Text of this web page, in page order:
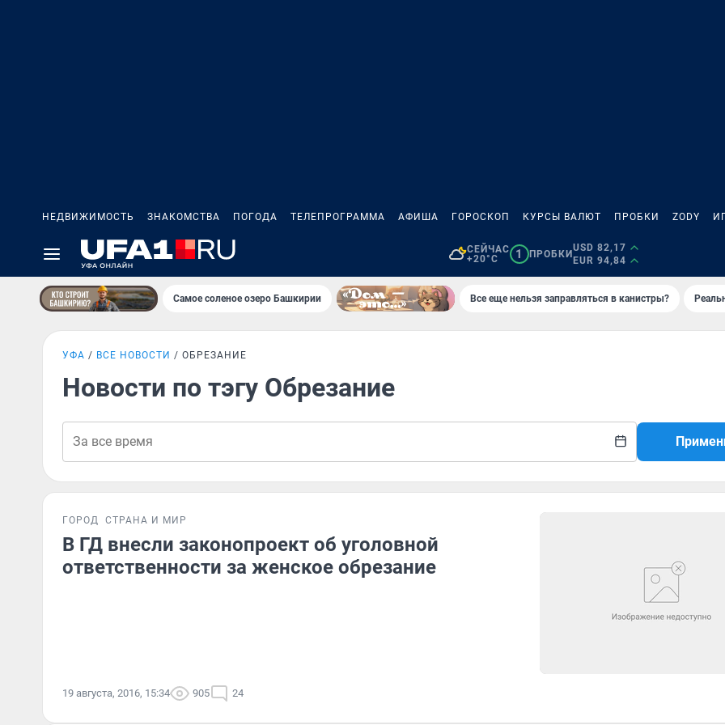
НЕДВИЖИМОСТЬ ЗНАКОМСТВА ПОГОДА ТЕЛЕПРОГРАММА АФИША ГОРОСКОП КУРСЫ ВАЛЮТ ПРОБКИ ZODY
СЕЙЧАС
+20°C
1 ПРОБКИ
USD 82,17
EUR 94,84
Самое соленое озеро Башкирии Все еще нельзя заправляться в канистры?
УФА ВСЕ НОВОСТИ ОБРЕЗАНИЕ
Новости по тэгу Обрезание
ГОРОД СТРАНА И МИР
В ГД внесли законопроект об уголовной
ответственности за женское обрезание
19 августа, 2016, 15:34 905 24